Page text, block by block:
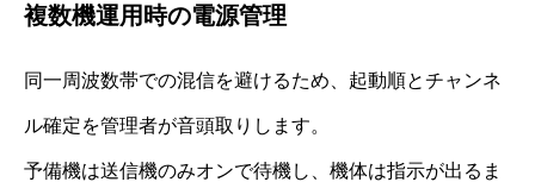
複数機運用時の電源管理
同一周波数帯での混信を避けるため、起動順とチャンネ
ル確定を管理者が音頭取りします。
予備機は送信機のみオンで待機し、機体は指示が出るま